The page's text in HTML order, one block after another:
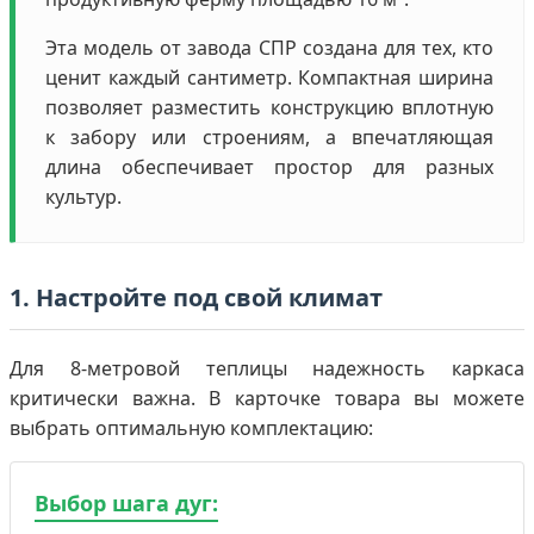
Эта модель от завода СПР создана для тех, кто
ценит каждый сантиметр. Компактная ширина
позволяет разместить конструкцию вплотную
к забору или строениям, а впечатляющая
длина обеспечивает простор для разных
культур.
1. Настройте под свой климат
Для 8-метровой теплицы надежность каркаса
критически важна. В карточке товара вы можете
выбрать оптимальную комплектацию:
Выбор шага дуг: